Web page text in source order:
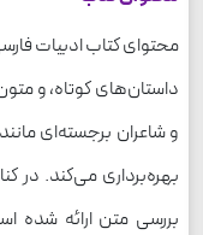
محتوای کتاب ادبیات
داستان‌های کوتاه، و
و شاعران برجسته‌ای
بهره‌برداری می‌کند. در
بررسی متن ارائه شده